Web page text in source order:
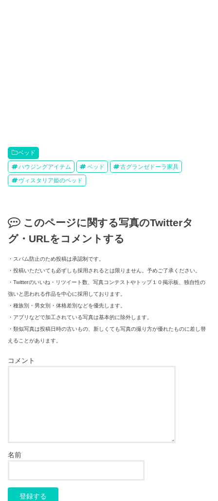
ベッド
ハウジングアイテム ベッド 古グランゼドーラ家具
ヴィスタリア姫のベッド
このページに関する写真のTwitterタ
グ・URLをコメントする
・スパム防止のため投稿は承認制です。
・投稿いただいても必ずしも採用されるとは限りません。予めご了承ください。
・Twitterのいいね・リツイート数、写真コンテストやトップ１０掲示板、独自性の
強いと思われる作品を中心に採用しております。
・種族別・男女別・体格差別などを優先します。
・アプリなどで加工されている写真は基本的に除外します。
・類似写真は投稿日時の古いもの、新しくても写真の撮り方が優れたものに差し替
えることがあります。
コメント
名前